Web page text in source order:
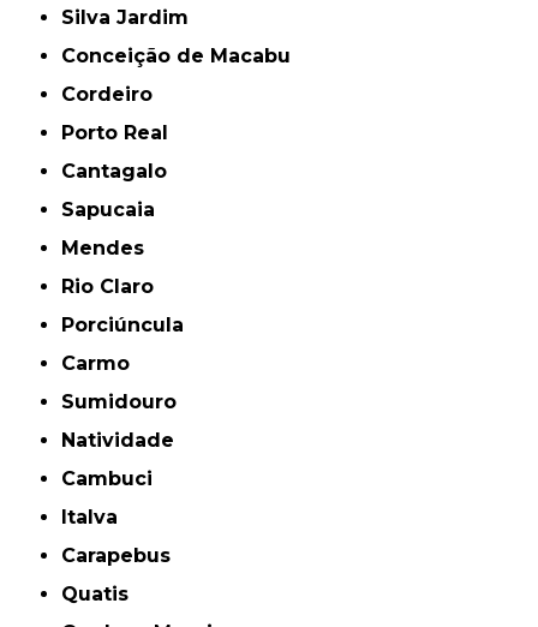
Silva Jardim
Conceição de Macabu
Cordeiro
Porto Real
Cantagalo
Sapucaia
Mendes
Rio Claro
Porciúncula
Carmo
Sumidouro
Natividade
Cambuci
Italva
Carapebus
Quatis